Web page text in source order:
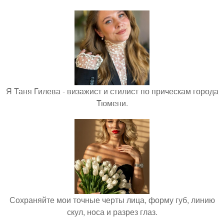
Я Таня Гилева - визажист и стилист по прическам города
Тюмени.
Сохраняйте мои точные черты лица, форму губ, линию
скул, носа и разрез глаз.